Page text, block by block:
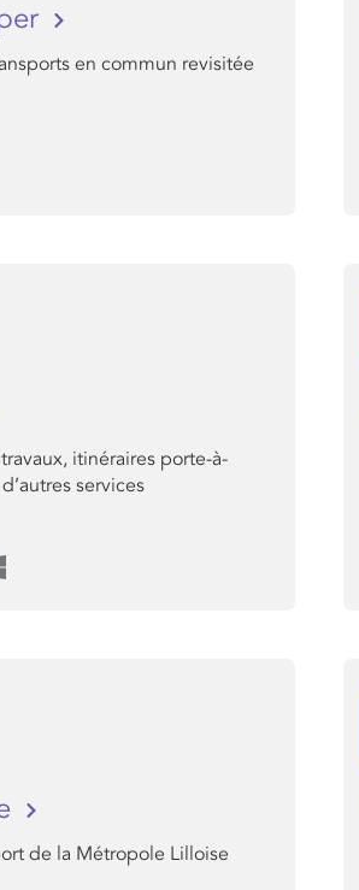
en commun revisitée
itinéraires porte-à-
services
de la Métropole Lilloise